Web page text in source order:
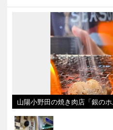
山陽小野田の焼き肉店「銀の